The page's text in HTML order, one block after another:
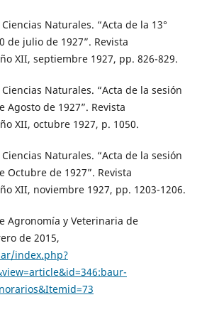
Naturales. “Acta de la 13°
de julio de 1927”. Revista
XII, septiembre 1927, pp. 826-829.
Naturales. “Acta de la sesión
Agosto de 1927”. Revista
XII, octubre 1927, p. 1050.
Naturales. “Acta de la sesión
Octubre de 1927”. Revista
XII, noviembre 1927, pp. 1203-1206.
Agronomía y Veterinaria de
de 2015,
index.php?